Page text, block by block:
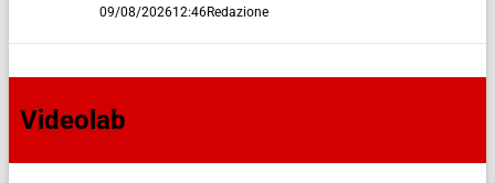
09/08/202612:46Redazione
Videolab